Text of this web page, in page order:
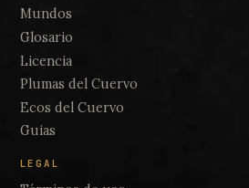
Mundos
Glosario
Licencia
Plumas del Cuervo
Ecos del Cuervo
Guias
LEGAL